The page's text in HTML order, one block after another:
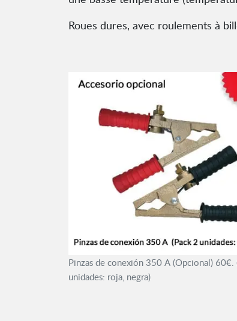
Roues dures, avec roulements à
Pinzas de conexión 350 A (Opcional) 60€.
unidades: roja, negra)